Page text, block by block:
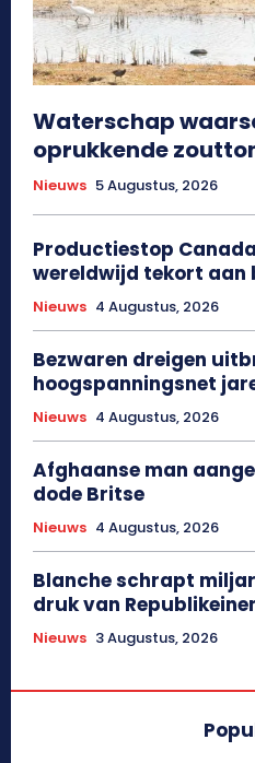
Waterschap
oprukkende
Nieuws 5 Augustus, 2026
Productiestop
wereldwijd tekort aan
Nieuws 4 Augustus, 2026
Bezwaren dreigen
hoogspanningsnet
Nieuws 4 Augustus, 2026
Afghaanse man
dode Britse
Nieuws 4 Augustus, 2026
Blanche schrapt
druk van
Nieuws 3 Augustus, 2026